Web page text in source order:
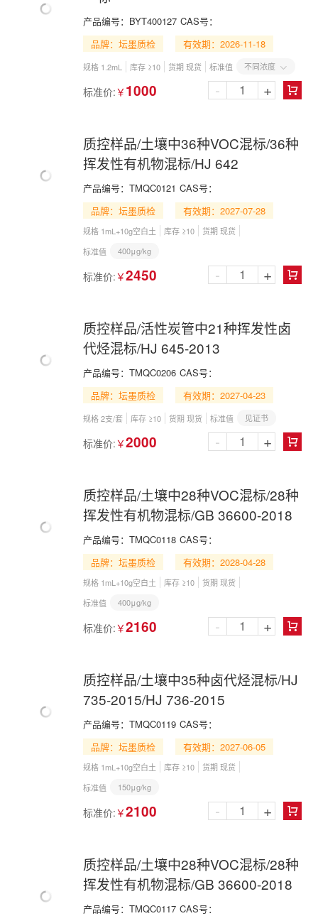
产品编号： BYT400127 CAS号：
品牌：坛墨质检
有效期：2026-11-18
规格 1.2mL 库存 ≥10 货期 现货 标准值 不同浓度 
标准价: ￥ 1000 
- +
质控样品/土壤中36种VOC混标/36种
挥发性有机物混标/HJ 642
产品编号： TMQC0121 CAS号：
品牌：坛墨质检
有效期：2027-07-28
规格 1mL+10g空白土 库存 ≥10
货期 现货
标准值
400μg/kg
标准价: ￥2450 
- +
质控样品/活性炭管中21种挥发性卤
代烃混标/HJ 645-2013
产品编号： TMQC0206 CAS号：
品牌：坛墨质检
有效期：2027-04-23
规格 2支/套 库存 ≥10 货期 现货 标准值 见证书
标准价: ￥2000 
- +
质控样品/土壤中28种VOC混标/28种
挥发性有机物混标/GB 36600-2018
产品编号： TMQC0118 CAS号：
品牌：坛墨质检
有效期：2028-04-28
规格 1mL+10g空白土 库存 ≥10
货期 现货
标准值
400μg/kg
标准价: ￥2160 
- +
质控样品/土壤中35种卤代烃混标/HJ
735-2015/HJ 736-2015
产品编号： TMQC0119 CAS号：
品牌：坛墨质检
有效期：2027-06-05
规格 1mL+10g空白土 库存 ≥10
货期 现货
标准值
150μg/kg
标准价: ￥2100 
- +
质控样品/土壤中28种VOC混标/28种
挥发性有机物混标/GB 36600-2018
产品编号： TMQC0117 CAS号：